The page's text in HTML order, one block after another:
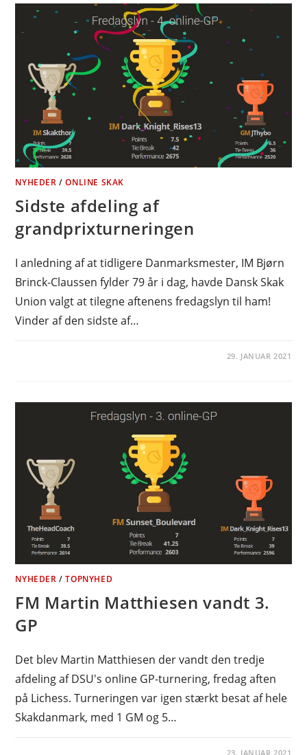
NYHEDER /ONLINE SKAK
Sidste afdeling af
grandprixturneringen
I anledning af at tidligere Danmarksmester, IM Bjørn
Brinck-Claussen fylder 79 år i dag, havde Dansk Skak
Union valgt at tilegne aftenens fredagslyn til ham!
Vinder af den sidste af…
29. JANUAR 2021
NYHEDER /TOPNYHED
FM Martin Matthiesen vandt 3.
GP
Det blev Martin Matthiesen der vandt den tredje
afdeling af DSU's online GP-turnering, fredag aften
på Lichess. Turneringen var igen stærkt besat af hele
Skakdanmark, med 1 GM og 5…
23. JANUAR 2021